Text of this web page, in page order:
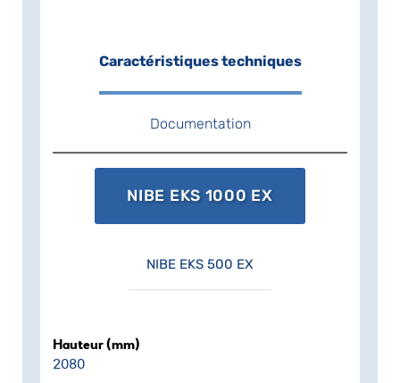
Caractéristiques techniques
Documentation
NIBE EKS 1000 EX
NIBE EKS 500 EX
Hauteur (mm)
2080